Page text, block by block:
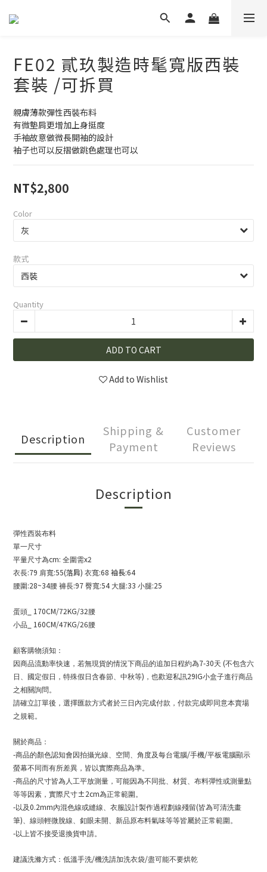
FE02 貳玖製造時髦寬版西裝
套裝 /可拆買
親膚薄款彈性西裝布料
有微墊肩更增加上身挺度
手袖故意做微長開袖的設計
袖子也可以反摺做跳色處理也可以
NT$2,800
Color
款式
Quantity
ADD TO CART
Add to Wishlist
Description
Shipping &
Payment
Customer
Reviews
Description
彈性西裝布料
單一尺寸
平量尺寸為cm: 全圍需x2
衣長:79 肩寬:55(落肩) 衣寬:68 袖長:64
腰圍:28~34腰褲長:97臀寬:54大腿:33 小腿:25
蛋頭 _ 170CM/72KG/32腰
小品 _ 160CM/47KG/26腰
顧客購物須知：
因商品流動率快速，若無現貨的情況下商品的追加日程約為7-30天 (不包含六
日、國定假日，特殊假日含春節、中秋等) ，也歡迎私訊29IG小盒子進行商品
之相關詢問。
請確立訂單後，選擇匯款方式者於三日內完成付款，付款完成即同意本賣場
之規範。
關於商品：
-商品的顏色認知會因拍攝光線、空間、角度及每台電腦/手機/平板電腦顯示
螢幕不同而有所差異，皆以實際商品為準。
-商品的尺寸皆為人工平放測量，可能因為不同批、材質、布料彈性或測量點
等等因素，實際尺寸±2cm為正常範圍。
-以及0.2mm內混色線或縫線、衣服設計製作過程劃線殘留(皆為可清洗畫
筆)、線頭輕微脫線、釦眼未開、新品原布料氣味等等皆屬於正常範圍。
-以上皆不接受退換貨申請。
建議洗滌方式：低溫手洗/機洗請加洗衣袋/盡可能不要烘乾